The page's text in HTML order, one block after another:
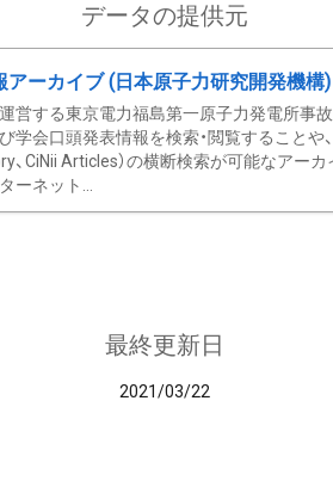
データの提供元
ーカイブ (日本原子力研究開発機構)
営する東京電力福島第一原子力発電所事故
会口頭発表情報を検索・閲覧することや
、CiNii Articles）の横断検索が可能なアー
ーネット...
最終更新日
2021/03/22